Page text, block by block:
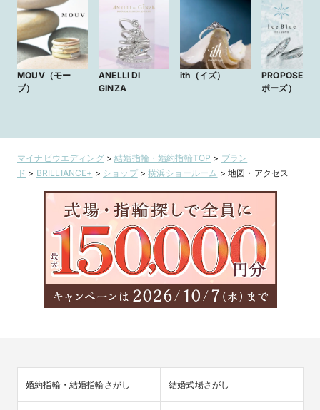
MOUV（モー
ブ）
ANELLI DI
GINZA
ith（イズ）
PROPOSE（
ポーズ）
マイナビウエディング>結婚指輪・婚約指輪TOP > ブラン
ド > BRILLIANCE+ > ショップ>横浜ショールーム >地図・アクセス
婚約指輪・結婚指輪さがし 結婚式場さがし